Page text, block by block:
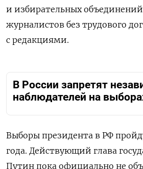
и избирательных
журналистов без трудового
с редакциями.
В России запретят
наблюдателей на
Выборы президента в РФ
года. Действующий глава
Путин пока официально не